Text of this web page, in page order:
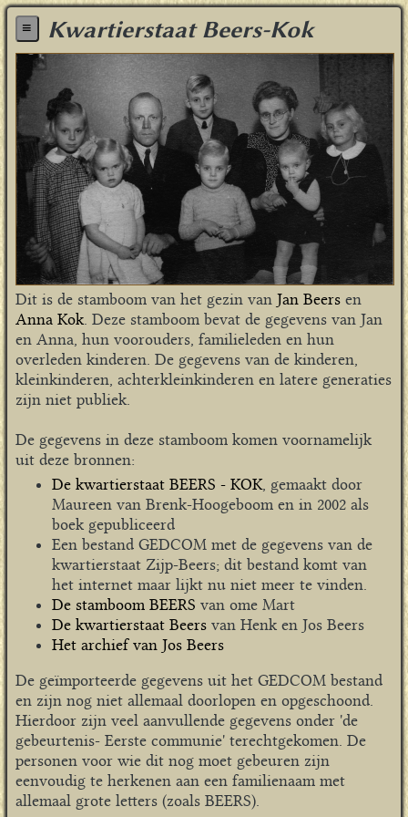
≡ Kwartierstaat Beers-Kok
Dit is de stamboom van het gezin van Jan Beersen
Anna Kok. Deze stamboom bevat de gegevens van Jan
en Anna, hun voorouders, familieleden en hun
overleden kinderen. De gegevens van de kinderen,
kleinkinderen, achterkleinkinderen en latere generaties
zijn niet publiek.
De gegevens in deze stamboom komen voornamelijk
uit deze bronnen:
De kwartierstaat BEERS - KOK, gemaakt door
Maureen van Brenk-Hoogeboom en in 2002 als
boek gepubliceerd
Een bestand GEDCOM met de gegevens van de
kwartierstaat Zijp-Beers; dit bestand komt van
het internet maar lijkt nu niet meer te vinden.
De stamboom BEERS van ome Mart
De kwartierstaat Beersvan Henk en Jos Beers
Het archief van Jos Beers
De geïmporteerde gegevens uit het GEDCOM bestand
en zijn nog niet allemaal doorlopen en opgeschoond.
Hierdoor zijn veel aanvullende gegevens onder 'de
gebeurtenis- Eerste communie' terechtgekomen. De
personen voor wie dit nog moet gebeuren zijn
eenvoudig te herkenen aan een familienaam met
allemaal grote letters (zoals BEERS).